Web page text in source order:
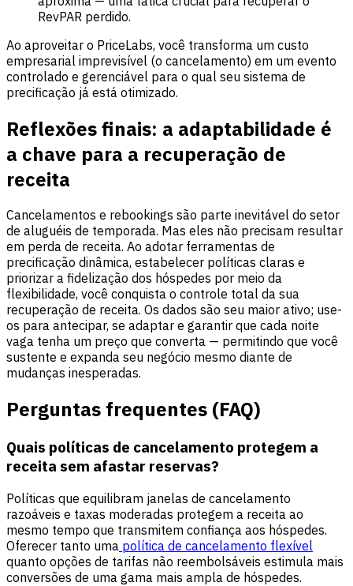
RevPAR perdido.
Ao aproveitar o PriceLabs, você transforma um custo
empresarial imprevisível (o cancelamento) em um evento
controlado e gerenciável para o qual seu sistema de
precificação já está otimizado.
Reflexões finais: a adaptabilidade é
a chave para a recuperação de
receita
Cancelamentos e rebookings são parte inevitável do setor
de aluguéis de temporada. Mas eles não precisam resultar
em perda de receita. Ao adotar ferramentas de
precificação dinâmica, estabelecer políticas claras e
priorizar a fidelização dos hóspedes por meio da
flexibilidade, você conquista o controle total da sua
recuperação de receita. Os dados são seu maior ativo; use-
os para antecipar, se adaptar e garantir que cada noite
vaga tenha um preço que converta — permitindo que você
sustente e expanda seu negócio mesmo diante de
mudanças inesperadas.
Perguntas frequentes (FAQ)
Quais políticas de cancelamento protegem a
receita sem afastar reservas?
Políticas que equilibram janelas de cancelamento
razoáveis e taxas moderadas protegem a receita ao
mesmo tempo que transmitem confiança aos hóspedes.
Oferecer tanto uma política de cancelamento flexível
quanto opções de tarifas não reembolsáveis estimula mais
conversões de uma gama mais ampla de hóspedes.